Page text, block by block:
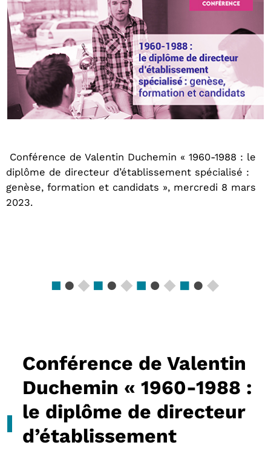
Conférence de Valentin Duchemin « 1960-1988 : le
diplôme de directeur d’établissement spécialisé :
genèse, formation et candidats », mercredi 8 mars
2023.
Conférence de Valentin
Duchemin « 1960-1988 :
le diplôme de directeur
d’établissement